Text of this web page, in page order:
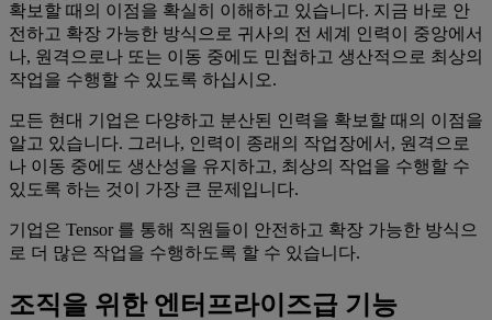
확보할 때의 이점을 확실히 이해하고 있습니다. 지금 바로 안
전하고 확장 가능한 방식으로 귀사의 전 세계 인력이 중앙에서
나, 원격으로나 또는 이동 중에도 민첩하고 생산적으로 최상의
작업을 수행할 수 있도록 하십시오.
모든 현대 기업은 다양하고 분산된 인력을 확보할 때의 이점을
알고 있습니다. 그러나, 인력이 종래의 작업장에서, 원격으로
나 이동 중에도 생산성을 유지하고, 최상의 작업을 수행할 수
있도록 하는 것이 가장 큰 문제입니다.
기업은 Tensor 를 통해 직원들이 안전하고 확장 가능한 방식으
로 더 많은 작업을 수행하도록 할 수 있습니다.
조직을 위한 엔터프라이즈급 기능